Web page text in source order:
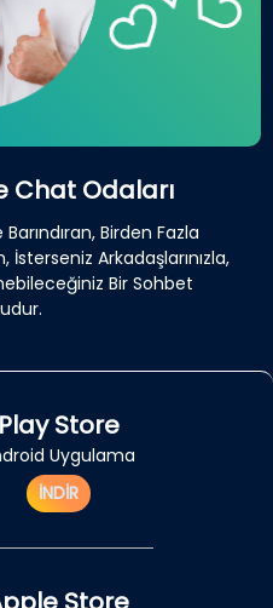
Chat Odaları
Birden Fazla
İsterseniz Arkadaşlarınızla,
Bir Sohbet
Play Store
Uygulama
İNDİR